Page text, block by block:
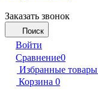
Заказать звонок
Поиск
Войти
Сравнение0
Избранные товары
Корзина 0